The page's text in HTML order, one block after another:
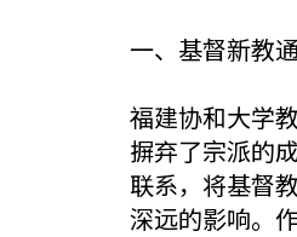
一、基督新教
福建协和大学
摒弃了宗派的
联系，将基督
深远的影响。